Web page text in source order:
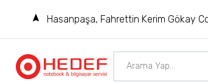
Hasanpaşa, Fahrettin Kerim Gökay